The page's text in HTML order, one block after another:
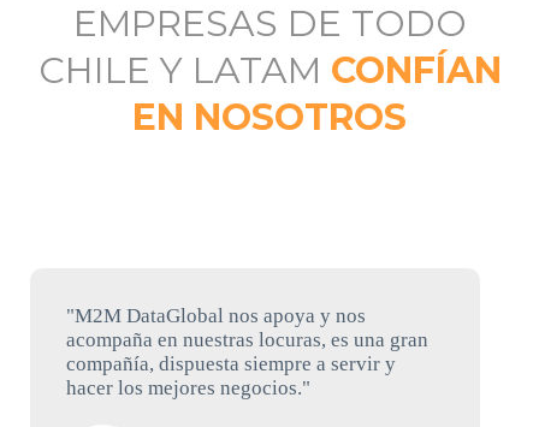
EMPRESAS DE TODO
CHILE Y LATAM CONFÍAN
EN NOSOTROS
"M2M DataGlobal nos apoya y nos
acompaña en nuestras locuras, es una gran
compañía, dispuesta siempre a servir y
hacer los mejores negocios."